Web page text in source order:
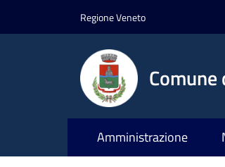
Regione Veneto
Comune
Amministrazione